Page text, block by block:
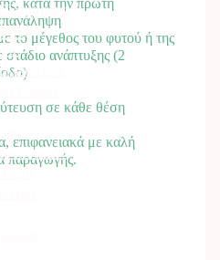
το μέγεθος του φυτού ή της
ανάπτυξης (2
σε κάθε θέση
επιφανειακά με καλή
παραγωγής.